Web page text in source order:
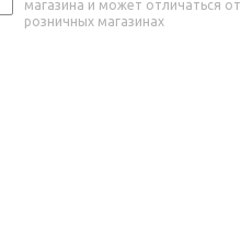
магазина и может отличаться
розничных магазинах